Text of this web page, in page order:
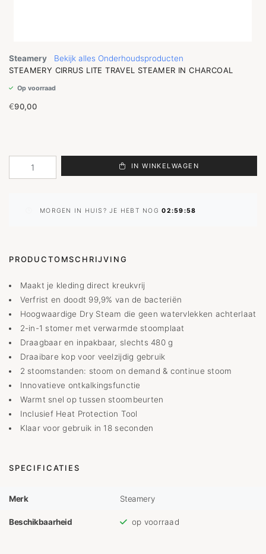
Steamery
Bekijk alles Onderhoudsproducten
STEAMERY CIRRUS LITE TRAVEL STEAMER IN CHARCOAL
Op voorraad
€90,00
IN WINKELWAGEN
MORGEN IN HUIS? JE HEBT NOG02:59:57
PRODUCTOMSCHRIJVING
Maakt je kleding direct kreukvrij
Verfrist en doodt 99,9% van de bacteriën
Hoogwaardige Dry Steam die geen watervlekken achterlaat
2-in-1 stomer met verwarmde stoomplaat
Draagbaar en inpakbaar, slechts 480 g
Draaibare kop voor veelzijdig gebruik
2 stoomstanden: stoom on demand & continue stoom
Innovatieve ontkalkingsfunctie
Warmt snel op tussen stoombeurten
Inclusief Heat Protection Tool
Klaar voor gebruik in 18 seconden
SPECIFICATIES
Merk Steamery
Beschikbaarheid op voorraad